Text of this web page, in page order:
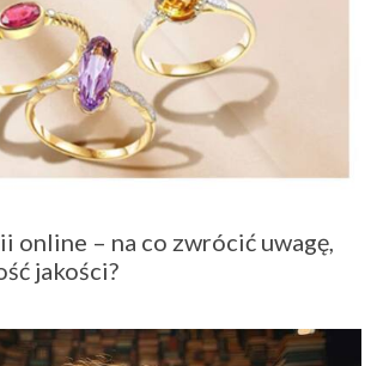
online – na co zwrócić uwagę,
jakości?